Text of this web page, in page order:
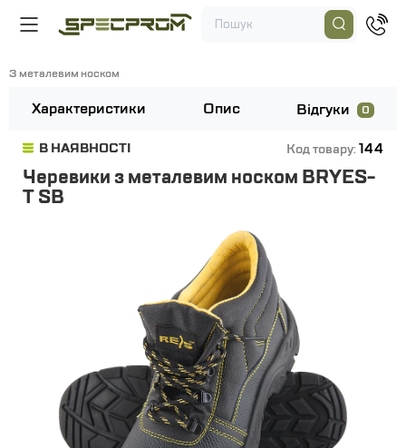
З металевим носком
Характеристики Опис Відгуки 0
В НАЯВНОСТІ Код товару: 144
Черевики з металевим носком BRYES-
T SB